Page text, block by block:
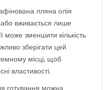
лляна олія
вживається лише
може зменшити кількість
зберігати цей
місці, щоб
властивості.
готування можна